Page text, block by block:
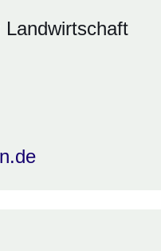
Landwirtschaft